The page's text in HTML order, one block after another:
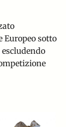
Europeo sotto